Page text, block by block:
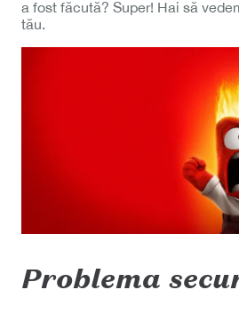
a fost făcută? Super! Hai să
tău.
Problema